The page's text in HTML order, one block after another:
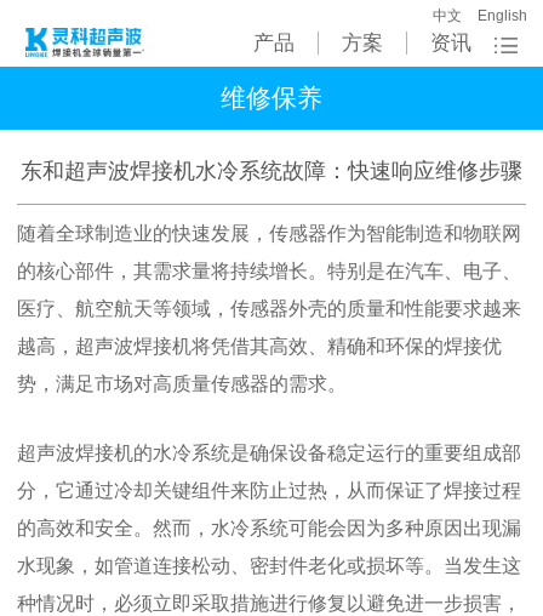
产品 方案 资讯
中文 English
维修保养
东和超声波焊接机水冷系统故障：快速响应维修步骤
随着全球制造业的快速发展，传感器作为智能制造和物联网
的核心部件，其需求量将持续增长。特别是在汽车、电子、
医疗、航空航天等领域，传感器外壳的质量和性能要求越来
越高，超声波焊接机将凭借其高效、精确和环保的焊接优
势，满足市场对高质量传感器的需求。
超声波焊接机的水冷系统是确保设备稳定运行的重要组成部
分，它通过冷却关键组件来防止过热，从而保证了焊接过程
的高效和安全。然而，水冷系统可能会因为多种原因出现漏
水现象，如管道连接松动、密封件老化或损坏等。当发生这
种情况时，必须立即采取措施进行修复以避免进一步损害，